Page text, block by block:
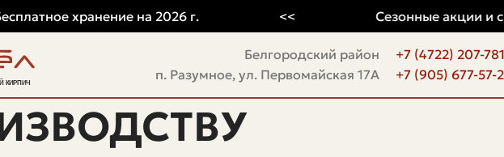
Белгородский район
п. Разумное, ул. Первомайская 17А
+7 (4722) 207-781
+7 (905) 677-57-
хранение на 2026 г. Сезонные акции и